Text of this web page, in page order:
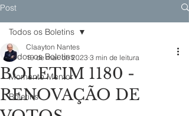
Post
Todos os Boletins
Momento Mentor
Boletins
Todos os Boletins
BOLETIM 1180 -
RENOVAÇÃO DE
Claayton Nantes
19 de mai. de 2023 3 min de leitura